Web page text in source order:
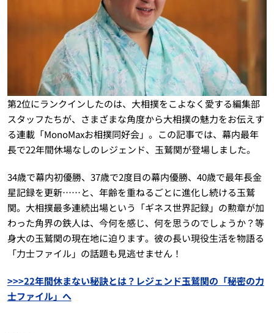
第2位にランクインしたのは、大相撲をこよなく愛する編集部
スタッフたちが、さまざまな角度から大相撲の魅力をお伝えす
る連載「MonoMaxお相撲同好会」。この記事では、幕内最年
長で22年間休場なしのレジェンド、玉鷲関が登場しました。
34歳で幕内初優勝、37歳で2度目の幕内優勝、40歳で最年長金
星記録を更新……と、年齢を重ねるごとに進化し続ける玉鷲
関。大相撲最多連続出場という「ギネス世界記録」の勲章が加
わった角界の鉄人は、今何を感じ、何を思うのでしょうか？等
身大の玉鷲関の現在地に迫ります。彼の長い現役生活を物語る
「力士ファイル」の話題も見逃せません！
>>>22年間休まない秘訣とは？レジェンド玉鷲関の「秘密の力
士ファイル」へ